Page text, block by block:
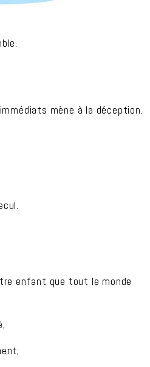
mène à la déception.
enfant que tout le monde